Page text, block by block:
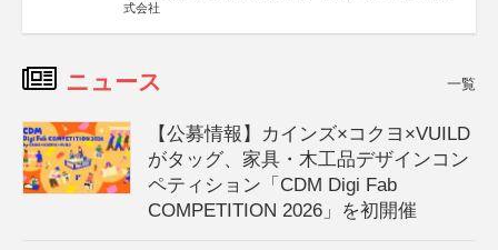
式会社
ニュース 一覧
【公募情報】カインズ×コクヨ×VUILD
がタッグ、家具・木工品デザインコン
ペティション「CDM Digi Fab
COMPETITION 2026」を初開催